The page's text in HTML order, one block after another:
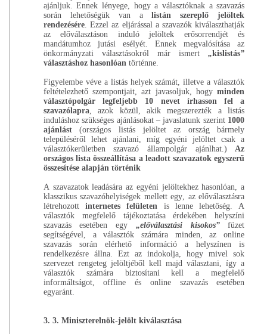
ajánljuk. Ennek lényege, hogy a választóknak a szavazás
során lehetőségük van alistán szereplő jelöltek
rendezésére. Ezzel az eljárással a szavazók kiválaszthatják
az előválasztáson induló jelöltek erősorrendjét és
mandátumhoz jutási esélyét. Ennek megvalósítása az
önkormányzati választásokról már ismert„kislistás”
választáshoz hasonlóan történne.
Figyelembe véve a listás helyek számát, illetve a választók
feltételezhető szempontjait, azt javasoljuk, hogyminden
választópolgár legfeljebb 10 nevet írhasson fel a
szavazólapra, azok közül, akik megszerezték a listás
induláshoz szükséges ajánlásokat – javaslatunk szerint 1000
ajánlást(országos listás jelöltet az ország bármely
településéről lehet ajánlani, míg egyéni jelöltet csak a
választókerületben szavazó állampolgár ajánlhat.) Az
országos lista összeállítása a leadott szavazatok egyszerű
összesítése alapján történik
A szavazatok leadására az egyéni jelöltekhez hasonlóan, a
klasszikus szavazóhelyiségek mellett egy, az előválasztásra
létrehozottinternetes felületen is lenne lehetőség. A
választók megfelelő tájékoztatása érdekében helyszíni
szavazás esetében egy „előválasztási kisokos”füzet
segítségével, a választók számára minden, az online
szavazás során elérhető információ a helyszínen is
rendelkezésre állna. Ezt az indokolja, hogy mivel sok
szervezet rengeteg jelöltjéből kell majd választani, így a
választók számára biztosítani kell a megfelelő
informáltságot, offline és online szavazás esetében
egyaránt.
3. 3. Miniszterelnök-jelölt kiválasztása